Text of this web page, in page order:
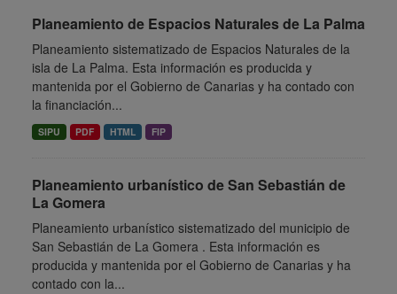
Planeamiento de Espacios Naturales de La Palma
Planeamiento sistematizado de Espacios Naturales de la
isla de La Palma. Esta información es producida y
mantenida por el Gobierno de Canarias y ha contado con
la financiación...
SIPU PDF HTML FIP
Planeamiento urbanístico de San Sebastián de
La Gomera
Planeamiento urbanístico sistematizado del municipio de
San Sebastián de La Gomera . Esta información es
producida y mantenida por el Gobierno de Canarias y ha
contado con la...